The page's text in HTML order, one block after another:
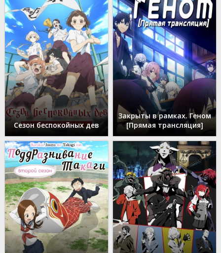
Сезон беспокойных дев
Закрыты в рамках. Геном
[Прямая трансляция]